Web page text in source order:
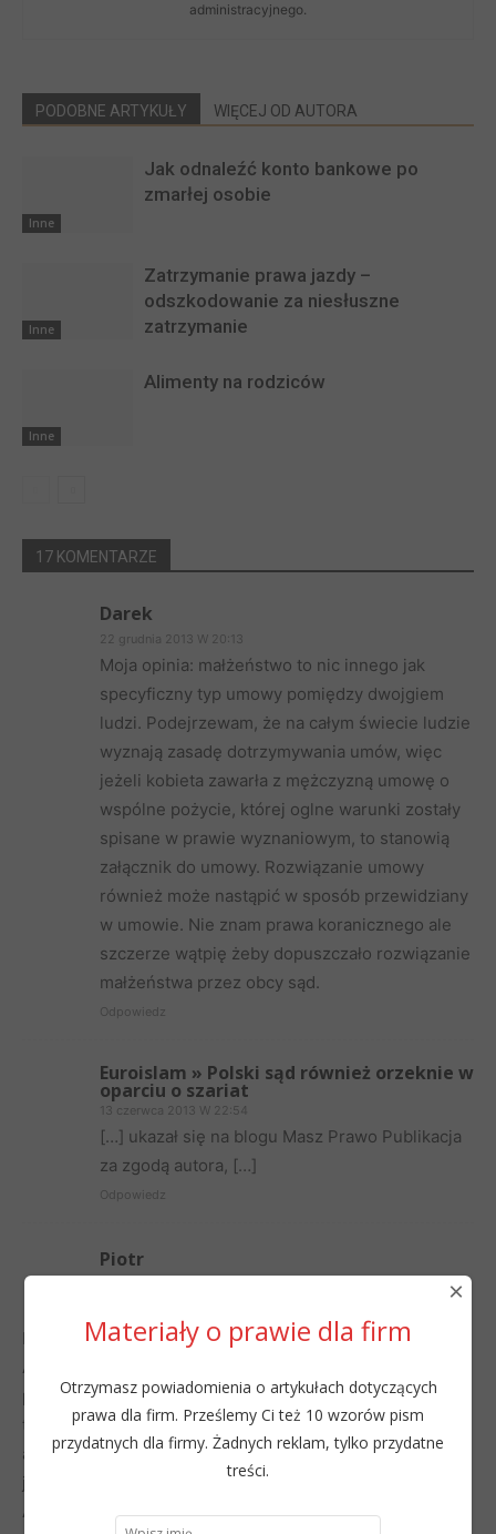
administracyjnego.
PODOBNE ARTYKUŁY WIĘCEJ OD AUTORA
Inne
Jak odnaleźć konto bankowe po
zmarłej osobie
Inne
Zatrzymanie prawa jazdy –
odszkodowanie za niesłuszne
zatrzymanie
Inne
Alimenty na rodziców
17 KOMENTARZE
Darek
22 grudnia 2013 W 20:13
Moja opinia: małżeństwo to nic innego jak
specyficzny typ umowy pomiędzy dwojgiem
ludzi. Podejrzewam, że na całym świecie ludzie
wyznają zasadę dotrzymywania umów, więc
jeżeli kobieta zawarła z mężczyzną umowę o
wspólne pożycie, której oglne warunki zostały
spisane w prawie wyznaniowym, to stanowią
załącznik do umowy. Rozwiązanie umowy
również może nastąpić w sposób przewidziany
w umowie. Nie znam prawa koranicznego ale
szczerze wątpię żeby dopuszczało rozwiązanie
małżeństwa przez obcy sąd.
Odpowiedz
Euroislam » Polski sąd również orzeknie w
oparciu o szariat
13 czerwca 2013 W 22:54
[…] ukazał się na blogu Masz Prawo Publikacja
za zgodą autora, […]
Odpowiedz
Piotr
Do autora:
Ad primo: Nie ciągle, tylko od momentu kiedy się
poprawiłeś po uwagach Maćka. Aby uniknąć wątpliwości,
trzeba było konsekwentnie pisać o tym w tytule i treści
artykułu. Wprowadzasz laików w błąd, niecelowo, ale
jednak.
Ad secundo: Co do tego od początku moich wypowiedzi
Materiały o prawie dla firm
Otrzymasz powiadomienia o artykułach dotyczących
prawa dla firm. Prześlemy Ci też 10 wzorów pism
przydatnych dla firmy. Żadnych reklam, tylko przydatne
treści.
×